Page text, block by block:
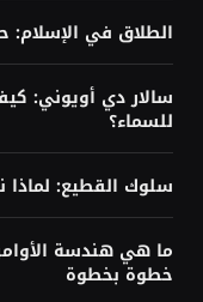
الطلاق في الإسلام:
سالار دي أويوني:
للسماء؟
سلوك القطيع: لماذا
خطوة بخطوة